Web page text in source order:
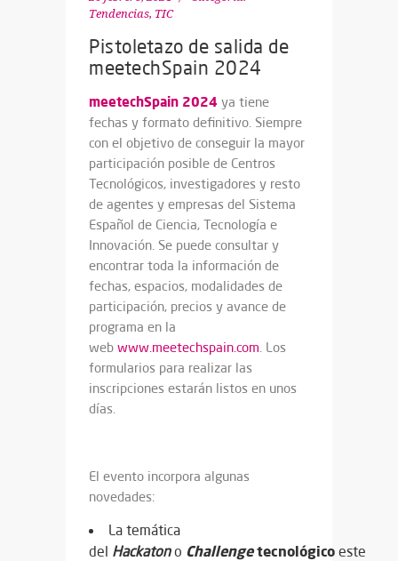
Tendencias, TIC
Pistoletazo de salida de
meetechSpain 2024
meetechSpain 2024 ya tiene
fechas y formato definitivo. Siempre
con el objetivo de conseguir la mayor
participación posible de Centros
Tecnológicos, investigadores y resto
de agentes y empresas del Sistema
Español de Ciencia, Tecnología e
Innovación. Se puede consultar y
encontrar toda la información de
fechas, espacios, modalidades de
participación, precios y avance de
programa en la
web www.meetechspain.com . Los
formularios para realizar las
inscripciones estarán listos en unos
días.
El evento incorpora algunas
novedades:
La temática
del Hackatono Challengetecnológico este